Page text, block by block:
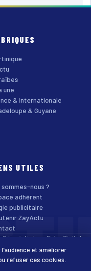
une
& Internationale
& Guyane
UTILES
sommes-nous ?
adhérent
publicitaire
ZayActu
réalisé par Enjoy Digital
Accessibilité
et améliorer
refuser ces cookies.